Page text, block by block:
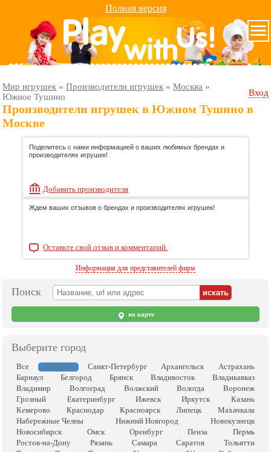
Полная версия
Мир игрушек »Производители игрушек »Москва »
Южное Тушино
Вход
Производители игрушек в Южном Тушино в
Москве
Поделитесь с нами информацией о ваших любимых брендах и
производителях игрушек!
Добавить производителя
Ждем ваших отзывов о брендах и производителях игрушек!
Оставьте свой отзыв и комментарий.
Информация для представителей фирм
Поиск
на карте
Выберите город
Все Москва Санкт-Петербург Архангельск
Астрахань
Барнаул
Белгород Брянск Владивосток
Владикавказ
Владимир
Волгоград Волжский Вологда
Воронеж
Грозный
Екатеринбург Ижевск Иркутск
Казань
Кемерово
Краснодар Красноярск Липецк
Махачкала
Набережные Челны
Нижний Новгород
Новокузнецк
Новосибирск
Омск Оренбург Пенза
Пермь
Ростов-на-Дону
Рязань Самара Саратов
Тольятти